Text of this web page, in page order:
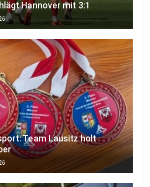
Hannover mit 3:1
Team Lausitz holt